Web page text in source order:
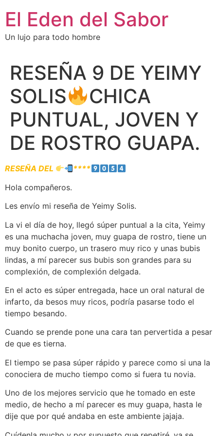
El Eden del Sabor
Un lujo para todo hombre
RESEÑA 9 DE YEIMY
SOLIS
CHICA
PUNTUAL, JOVEN Y
DE ROSTRO GUAPA.
RESEÑA DEL
****
Hola compañeros.
Les envío mi reseña de Yeimy Solis.
La vi el día de hoy, llegó súper puntual a la cita, Yeimy
es una muchacha joven, muy guapa de rostro, tiene un
muy bonito cuerpo, un trasero muy rico y unas bubis
lindas, a mí parecer sus bubis son grandes para su
complexión, de complexión delgada.
En el acto es súper entregada, hace un oral natural de
infarto, da besos muy ricos, podría pasarse todo el
tiempo besando.
Cuando se prende pone una cara tan pervertida a pesar
de que es tierna.
El tiempo se pasa súper rápido y parece como si una la
conociera de mucho tiempo como si fuera tu novia.
Uno de los mejores servicio que he tomado en este
medio, de hecho a mí parecer es muy guapa, hasta le
dije que por qué andaba en este ambiente jajaja.